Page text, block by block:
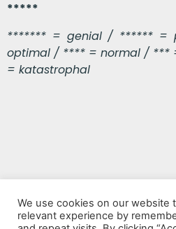
*****
******* = genial / ****** =
optimal / **** = normal / ***
= katastrophal
VORHERIGER BEITRAG
Il Ciclo Del Sole Noturno
We use cookies on our website
relevant experience by